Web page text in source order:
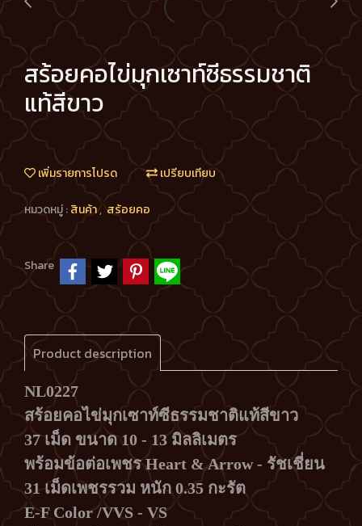
สร้อยคอไข่มุกเซาท์ซีธรรมชาติ
แท้สีขาว
เพิ่มรายการโปรด เปรียบเทียบ
หมวดหมู่ :สินค้า, สร้อยคอ
Share
Product description
NL0227
สร้อยคอไข่มุกเซาท์ซีธรรมชาติแท้สีขาว
37 เม็ด ขนาด 10 - 13 มิลลิเมตร
พร้อมข้อต่อเพชร Heart & Arrow - รัชเชี่ยน
31 เม็ดเพชรรวม หนัก 0.35 กะรัต
E-F Color /VVS - VS